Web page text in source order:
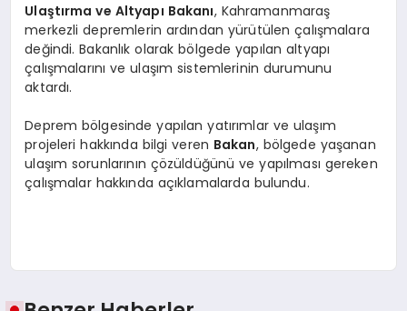
Ulaştırma ve Altyapı Bakanı, Kahramanmaraş
merkezli depremlerin ardından yürütülen çalışmalara
değindi. Bakanlık olarak bölgede yapılan altyapı
çalışmalarını ve ulaşım sistemlerinin durumunu
aktardı.
Deprem bölgesinde yapılan yatırımlar ve ulaşım
projeleri hakkında bilgi veren Bakan, bölgede yaşanan
ulaşım sorunlarının çözüldüğünü ve yapılması gereken
çalışmalar hakkında açıklamalarda bulundu.